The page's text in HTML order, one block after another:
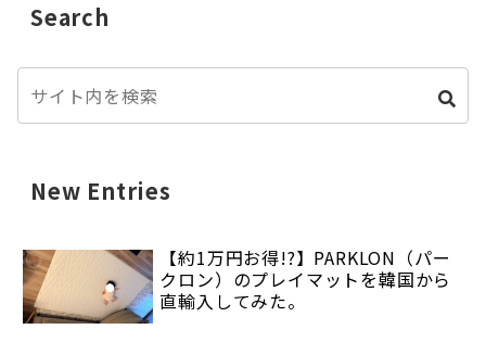
Search
New Entries
【約1万円お得!?】PARKLON（パー
クロン）のプレイマットを韓国から
直輸入してみた。